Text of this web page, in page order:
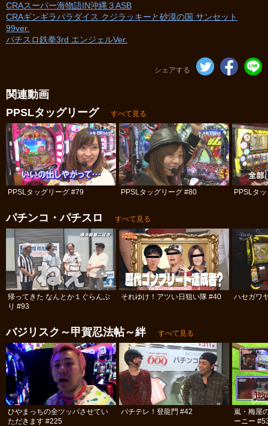
CRAスーパー海物語IN沖縄３ASB
CRAギンギラパラダイス クジラッキーと砂漠の国 サンセット
99ver.
パチスロ鉄拳3rd エンジェルVer.
シェアする
関連動画
PPSLタッグリーグ
すべて見る
PPSLタッグリーグ #79 PPSLタッグリーグ #80 PPSLタ
パチンコ・パチスロ すべて見る
帰ってきた なんとか１ぐらんぷ
り #93
それゆけ！アツい日狙い隊 #40 ハセガワ
バジリスク～甲賀忍法帖～絆 すべて見る
ひやまっちの全ツッパさせてい
ただきます #225
パチテレ！登龍門 #42
嵐・梅屋
ーニー